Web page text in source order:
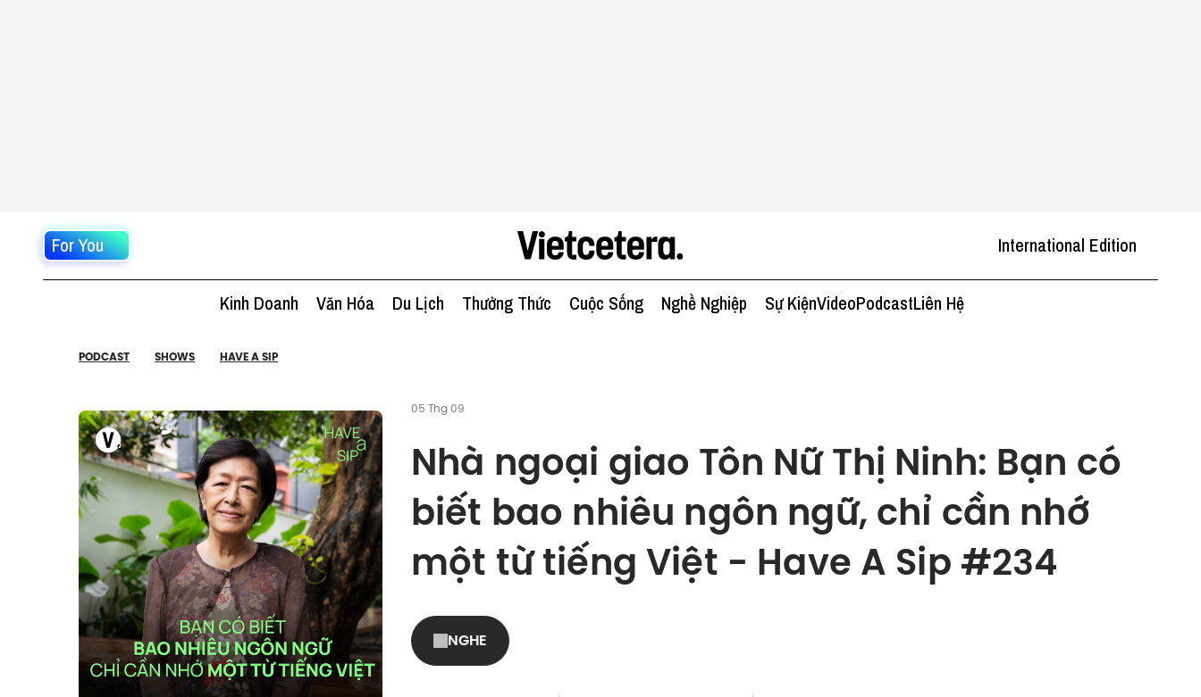
For You International Edition
Kinh Doanh Văn Hóa Du Lịch Thưởng Thức Cuộc Sống Nghề Nghiệp Sự KiệnVideoPodcastLiên Hệ
PODCAST SHOWS HAVE A SIP
05 Thg 09
Nhà ngoại giao Tôn Nữ Thị Ninh: Bạn có
biết bao nhiêu ngôn ngữ, chỉ cần nhớ
một từ tiếng Việt - Have A Sip #234
NGHE